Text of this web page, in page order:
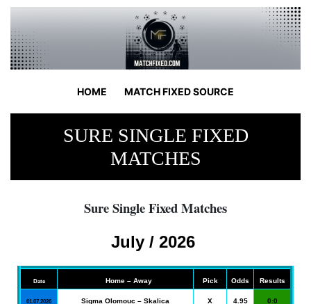
HOME MATCH FIXED SOURCE
SURE SINGLE FIXED
MATCHES
Sure Single Fixed Matches
July / 2026
Date Home – Away Pick Odds Results
01.07.2026 Sigma Olomouc – Skalica X 4.95 0:0